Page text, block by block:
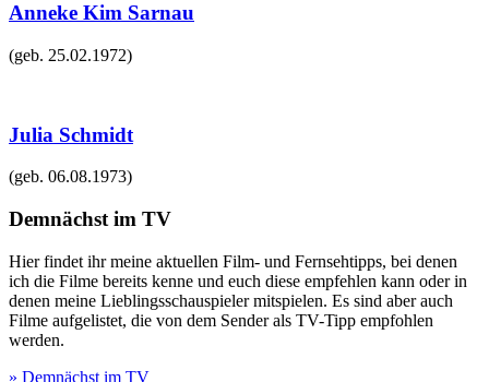
Anneke Kim Sarnau
(geb. 25.02.1972)
Julia Schmidt
(geb. 06.08.1973)
Demnächst im TV
Hier findet ihr meine aktuellen Film- und Fernsehtipps, bei denen
ich die Filme bereits kenne und euch diese empfehlen kann oder in
denen meine Lieblingsschauspieler mitspielen. Es sind aber auch
Filme aufgelistet, die von dem Sender als TV-Tipp empfohlen
werden.
» Demnächst im TV